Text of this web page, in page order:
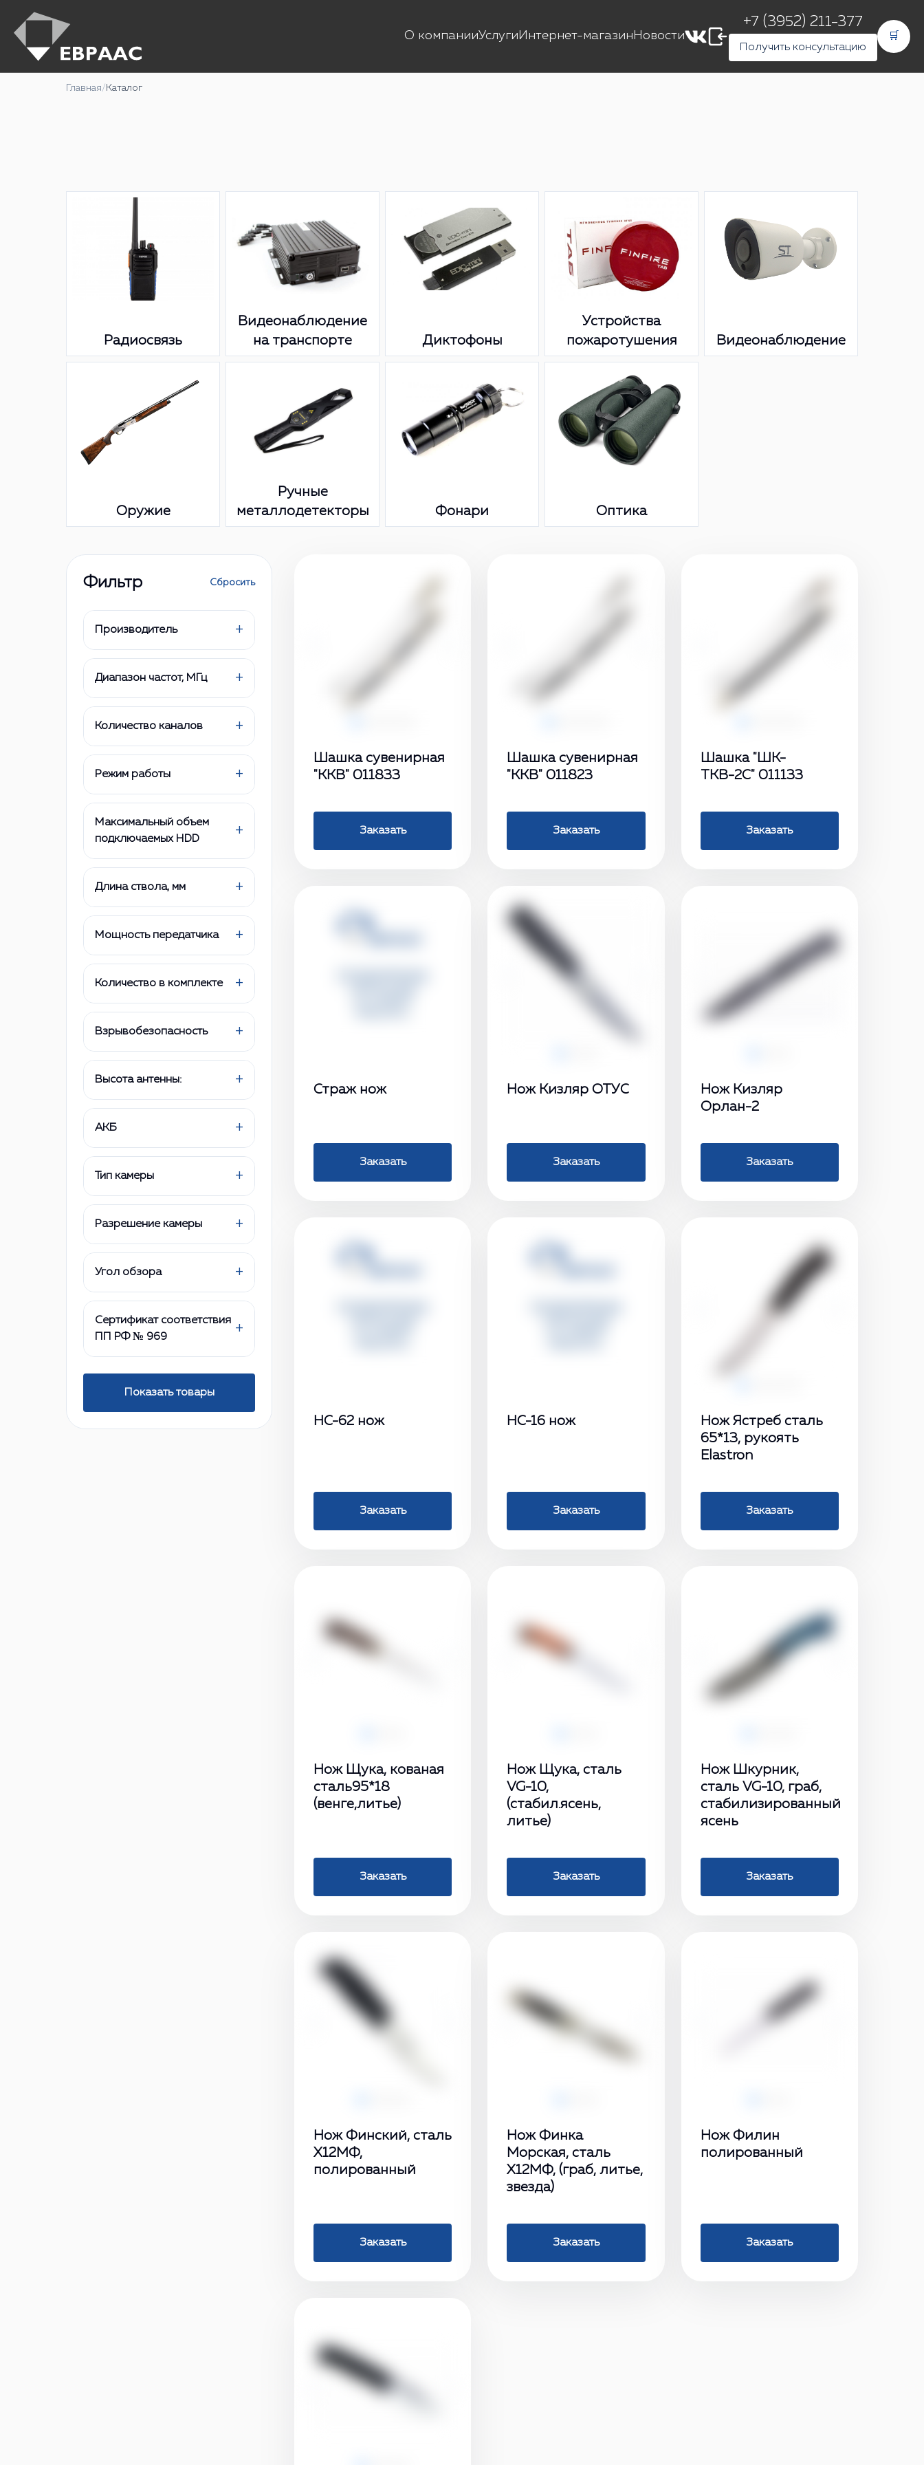
О компанииУслуги Интернет-магазин Новости
+7 (3952) 211-377
Получить консультацию
🛒
Главная/ Каталог
Радиосвязь
Видеонаблюдение
на транспорте
Диктофоны
Устройства
пожаротушения
Видеонаблюдение
Оружие
Ручные
металлодетекторы
Фонари Оптика
Фильтр Сбросить
Производитель +
Диапазон частот, МГц +
Количество каналов +
Режим работы +
Максимальный объем
подключаемых HDD
+
Длина ствола, мм +
Мощность передатчика +
Количество в комплекте +
Взрывобезопасность +
Высота антенны: +
АКБ +
Тип камеры +
Разрешение камеры +
Угол обзора +
Сертификат соответствия
ПП РФ № 969
+
Показать товары
Шашка сувенирная
"ККВ" 011833
Заказать
Шашка сувенирная
"ККВ" 011823
Заказать
Шашка "ШК-
ТКВ-2С" 011133
Заказать
Страж нож
Заказать
Нож Кизляр ОТУС
Заказать
Нож Кизляр
Орлан-2
Заказать
НС-62 нож
Заказать
НС-16 нож
Заказать
Нож Ястреб сталь
65*13, рукоять
Elastron
Заказать
Нож Щука, кованая
сталь95*18
(венге,литье)
Заказать
Нож Щука, сталь
VG-10,
(стабил.ясень,
литье)
Заказать
Нож Шкурник,
сталь VG-10, граб,
стабилизированный
ясень
Заказать
Нож Финский, сталь
Х12МФ,
полированный
Заказать
Нож Финка
Морская, сталь
X12МФ, (граб, литье,
звезда)
Заказать
Нож Филин
полированный
Заказать